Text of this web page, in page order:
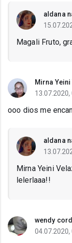
aldana
Magali Fruto,
Mirna
13.07.2020,
ooo dios me
aldana
Mirna Yeini
lelerlaaa!!
wendy
04.07.2020,